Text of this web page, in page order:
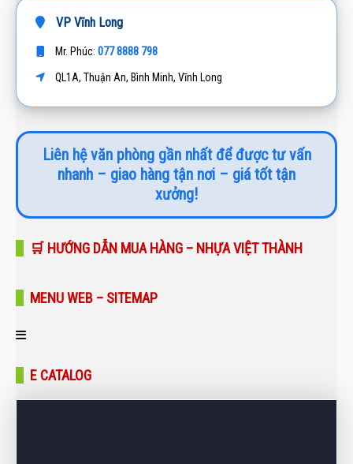
VP Vĩnh Long
Mr. Phúc: 077 8888 798
QL1A, Thuận An, Bình Minh, Vĩnh Long
Liên hệ văn phòng gần nhất để được tư vấn
nhanh – giao hàng tận nơi – giá tốt tận
xưởng!
🛒 HƯỚNG DẪN MUA HÀNG – NHỰA VIỆT THÀNH
MENU WEB – SITEMAP
Trang chủ
E CATALOG